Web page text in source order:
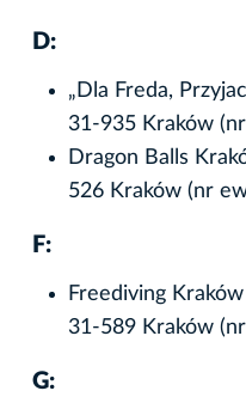
D:
„Dla Freda,
31-935 Kraków
Dragon Balls
526 Kraków (nr
F:
Freediving
31-589 Kraków
G: